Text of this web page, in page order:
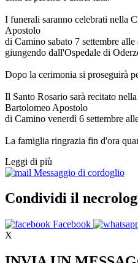
I funerali saranno celebrati nella
Apostolo
di Camino sabato 7 settembre alle
giungendo dall'Ospedale di
Dopo la cerimonia si proseguirà
Il Santo Rosario sarà recitato
Bartolomeo Apostolo
di Camino venerdì 6 settembre
La famiglia ringrazia fin d'ora
Leggi di più
Messaggio di cordoglio
Condividi il
Facebook
X